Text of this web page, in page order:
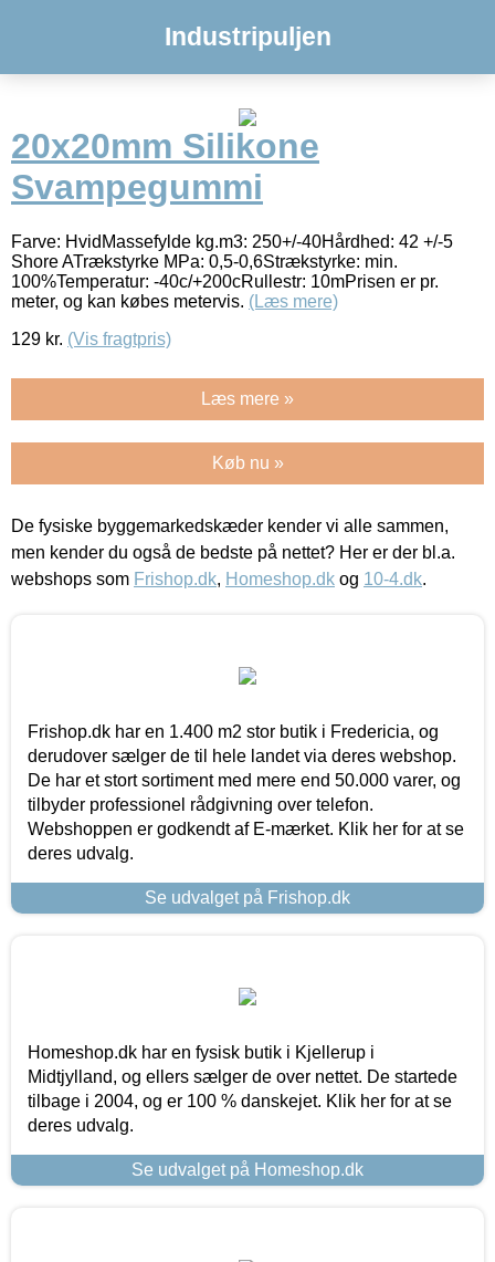
Industripuljen
20x20mm Silikone
Svampegummi
Farve: HvidMassefylde kg.m3: 250+/-40Hårdhed: 42 +/-5
Shore ATrækstyrke MPa: 0,5-0,6Strækstyrke: min.
100%Temperatur: -40c/+200cRullestr: 10mPrisen er pr.
meter, og kan købes metervis. (Læs mere)
129 kr. (Vis fragtpris)
Læs mere »
Køb nu »
De fysiske byggemarkedskæder kender vi alle sammen,
men kender du også de bedste på nettet? Her er der bl.a.
webshops som Frishop.dk, Homeshop.dk og 10-4.dk.
Frishop.dk har en 1.400 m2 stor butik i Fredericia, og
derudover sælger de til hele landet via deres webshop.
De har et stort sortiment med mere end 50.000 varer, og
tilbyder professionel rådgivning over telefon.
Webshoppen er godkendt af E-mærket. Klik her for at se
deres udvalg.
Se udvalget på Frishop.dk
Homeshop.dk har en fysisk butik i Kjellerup i
Midtjylland, og ellers sælger de over nettet. De startede
tilbage i 2004, og er 100 % danskejet. Klik her for at se
deres udvalg.
Se udvalget på Homeshop.dk